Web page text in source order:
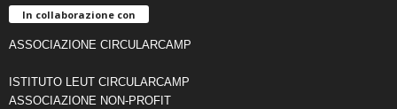
In collaborazione con
ASSOCIAZIONE CIRCULARCAMP
ISTITUTO LEUT CIRCULARCAMP
ASSOCIAZIONE NON-PROFIT